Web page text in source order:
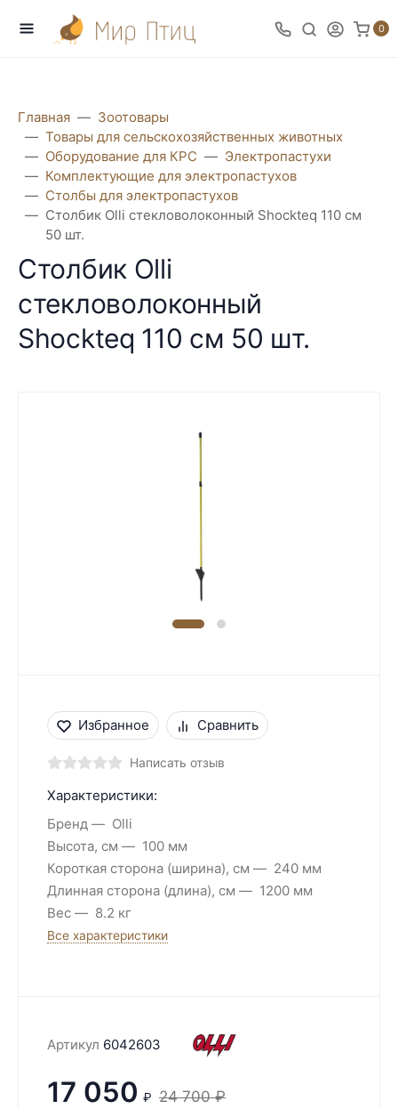
0
Главная
Зоотовары
Товары для сельскохозяйственных животных
Оборудование для КРС
Электропастухи
Комплектующие для электропастухов
Столбы для электропастухов
Столбик Olli стекловолоконный Shockteq 110 см
50 шт.
Столбик Olli
стекловолоконный
Shockteq 110 см 50 шт.
Избранное Сравнить
Написать отзыв
Характеристики:
Бренд
Olli
Высота, см
100 мм
Короткая сторона (ширина), см
240 мм
Длинная сторона (длина), см
1200 мм
Вес
8.2 кг
Все характеристики
Артикул 6042603
17 050 ₽ 24 700 ₽